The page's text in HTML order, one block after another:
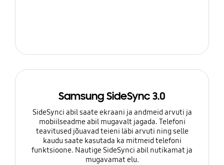
Samsung SideSync 3.0
SideSynci abil saate ekraani ja andmeid arvuti ja
mobiilseadme abil mugavalt jagada. Telefoni
teavitused jõuavad teieni läbi arvuti ning selle
kaudu saate kasutada ka mitmeid telefoni
funktsioone. Nautige SideSynci abil nutikamat ja
mugavamat elu.